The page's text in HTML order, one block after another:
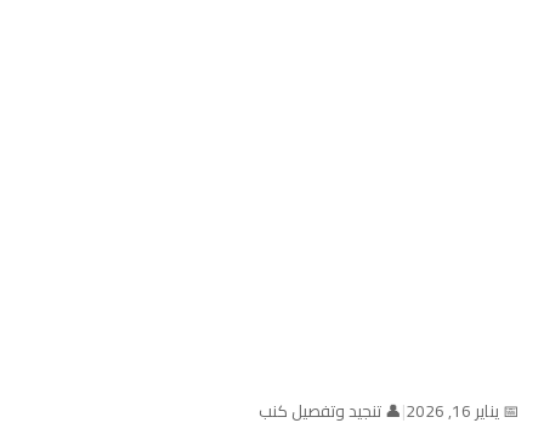
📅 يناير 16, 2026 |👤 تنجيد وتفصيل كنب